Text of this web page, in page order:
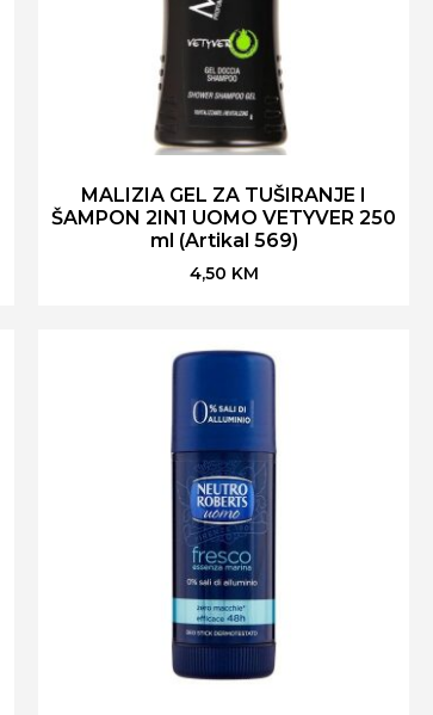
MALIZIA GEL ZA TUŠIRANJE I
ŠAMPON 2IN1 UOMO VETYVER 250
ml (Artikal 569)
4,50 KM